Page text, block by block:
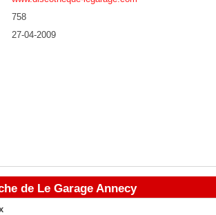
758
27-04-2009
de Le Garage Annecy